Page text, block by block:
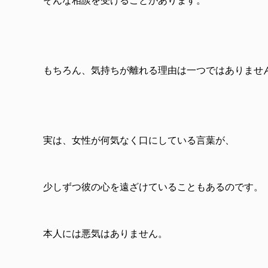
もちろん、気持ちが離れる理由は一つではありませ
実は、女性が何気なく口にしている言葉が、
少しずつ彼の心を遠ざけていることもあるのです。
本人には悪気はありません。